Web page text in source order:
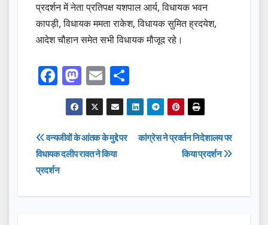
प्रदर्शन में नेता प्रतिपक्ष यशपाल आर्य, विधायक भवन
कापड़ी, विधायक ममता राकेश, विधायक सुमित ह्रदयेश,
आदेश चौहान समेत सभी विधायक मौजूद रहे।
F
a
c
e
b
o
o
M
a
st
o
d
n
E
m
ail
h
ar
e
Post
navigation
कांग्रेस ने प्रवर्तन निदेशालय पर
किया प्रदर्शन
वन्यजीवों के आंतक के मुद्दे पर
विधायक दलीप रावत ने किया
प्रदर्शन